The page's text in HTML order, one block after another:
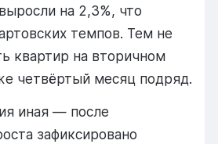
на 2,3%, что
темпов. Тем не
квартир на вторичном
четвёртый месяц подряд.
иная — после
зафиксировано